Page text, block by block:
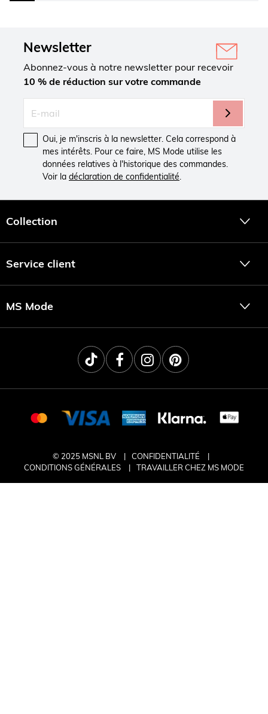
Newsletter
Abonnez-vous à notre newsletter pour recevoir
10 % de réduction sur votre commande
Oui, je m'inscris à la newsletter. Cela correspond à
mes intérêts. Pour ce faire, MS Mode utilise les
données relatives à l'historique des commandes.
Voir la déclaration de confidentialité.
Collection
Service client
MS Mode
© 2025 MSNL BV
CONFIDENTIALITÉ
CONDITIONS GÉNÉRALES
TRAVAILLER CHEZ MS MODE